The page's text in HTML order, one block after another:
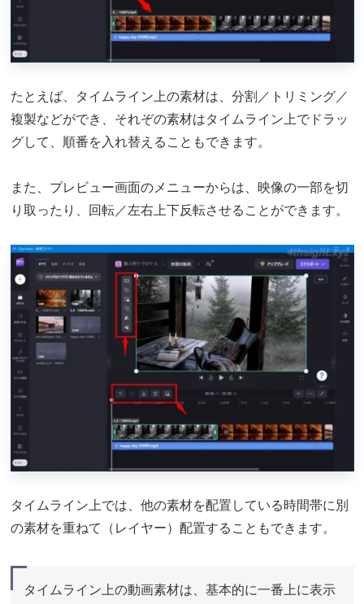
たとえば、タイムライン上の素材は、分割／トリミング／
複製などができ、それぞの素材はタイムライン上でドラッ
グして、順番を入れ替えることもできます。
また、プレビュー画面のメニューからは、映像の一部を切
り取ったり、回転／左右上下反転させることができます。
タイムライン上では、他の素材を配置している時間帯に別
の素材を重ねて（レイヤー）配置することもできます。
タイムライン上の動画素材は、基本的に一番上に表示